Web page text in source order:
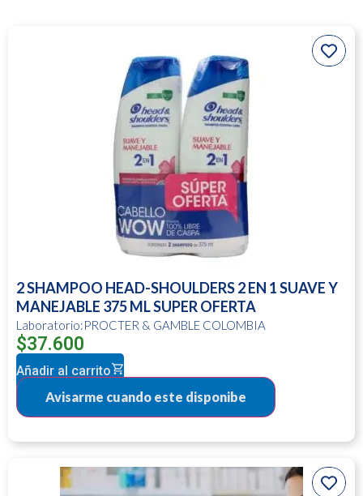
2 SHAMPOO HEAD-SHOULDERS 2 EN 1 SUAVE Y
MANEJABLE 375 ML SUPER OFERTA
Laboratorio:PROCTER & GAMBLE COLOMBIA
$37.600
Añadir al carrito